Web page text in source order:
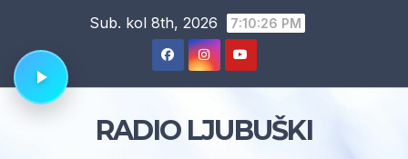
content
Sub. kol 8th, 2026 7:10:27 PM
RADIO LJUBUŠKI